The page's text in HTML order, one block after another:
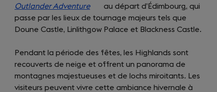
tab)
Outlander Adventure(opens
in
a
tab)
au départ d’Édimbourg, qui
passe par les lieux de tournage majeurs tels que
Doune Castle, Linlithgow Palace et Blackness Castle.
Pendant la période des fêtes, les Highlands sont
recouverts de neige et offrent un panorama de
montagnes majestueuses et de lochs miroitants. Les
visiteurs peuvent vivre cette ambiance hivernale à